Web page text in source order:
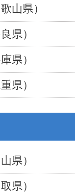
山県）
県）
県）
県）
県）
県）